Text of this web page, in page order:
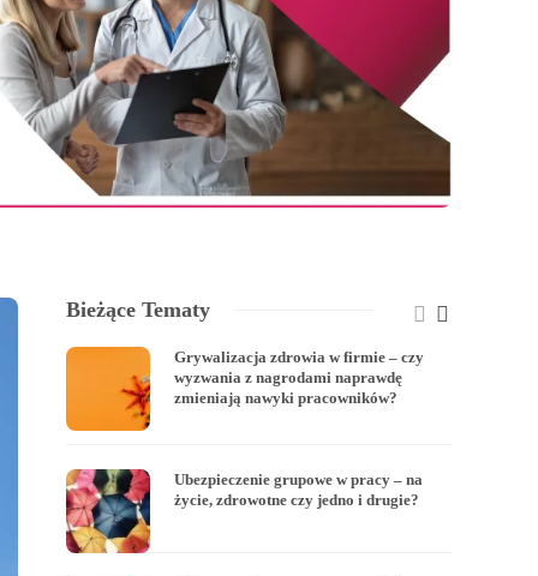
Bieżące Tematy
Grywalizacja zdrowia w firmie – czy
wyzwania z nagrodami naprawdę
zmieniają nawyki pracowników?
Ubezpieczenie grupowe w pracy – na
życie, zdrowotne czy jedno i drugie?